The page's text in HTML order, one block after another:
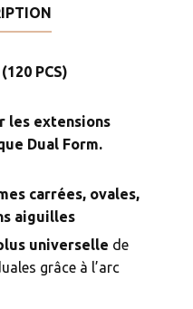
PCS)
les extensions
Dual Form.
carrées, ovales,
aiguilles
universelle de
grâce à l’arc